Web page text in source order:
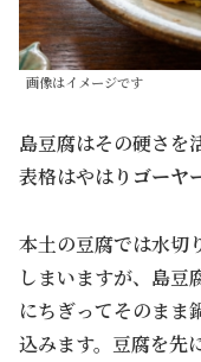
画像はイメージです
島豆腐はその硬さを
表格はやはり ゴーヤ
本土の豆腐では水切
しまいますが、島豆
にちぎってそのまま
込みます。豆腐を先